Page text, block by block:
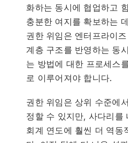
화하는 동시에 협업하고
충분한 여지를 확보하는
권한 위임은 엔터프라이
계층 구조를 반영하는 동
는 방법에 대한 프로세스
로 이루어져야 합니다.
권한 위임은 상위 수준에
정할 수 있지만, 사다리를
회계 연도에 훨씬 더 역동